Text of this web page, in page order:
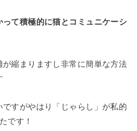
て積極的に猫とコミュニケーシ
縮まりますし非常に簡単な方法
すがやはり「じゃらし」が私的
です！